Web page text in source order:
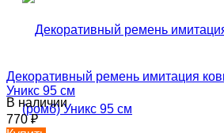
Декоративный ремень имитация
Уникс 95 см
В наличии
770₽